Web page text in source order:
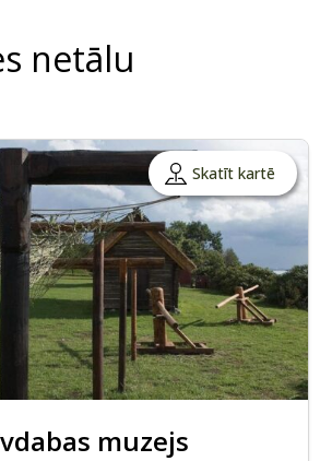
netālu
Skatīt kartē
muzejs